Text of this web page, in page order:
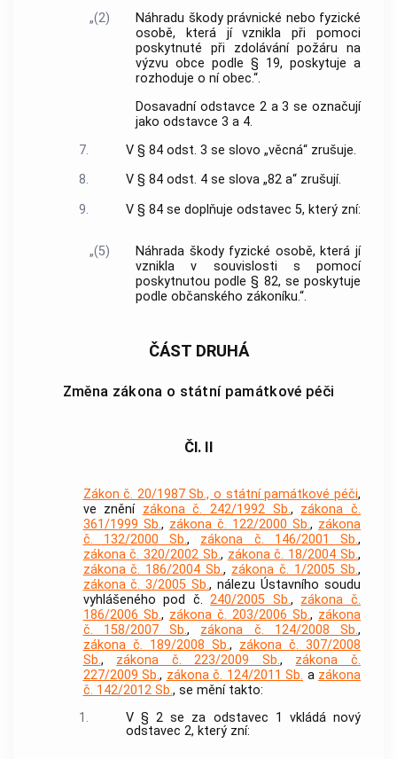
„(2)
Náhradu škody právnické nebo fyzické
osobě, která jí vznikla při pomoci
poskytnuté při zdolávání požáru na
výzvu obce podle § 19, poskytuje a
rozhoduje o ní obec.“.
Dosavadní odstavce 2 a 3 se označují
jako odstavce 3 a 4.
7.
V § 84 odst. 3 se slovo „věcná“ zrušuje.
8.
V § 84 odst. 4 se slova „82 a“ zrušují.
9.
V § 84 se doplňuje odstavec 5, který zní:
„(5)
Náhrada škody fyzické osobě, která jí
vznikla v souvislosti s pomocí
poskytnutou podle § 82, se poskytuje
podle občanského zákoníku.“.
ČÁST DRUHÁ
Změna zákona o státní památkové péči
Čl. II
Zákon č. 20/1987 Sb., o státní památkové péči,
ve znění zákona č. 242/1992 Sb., zákona č.
361/1999 Sb., zákona č. 122/2000 Sb., zákona
č. 132/2000 Sb., zákona č. 146/2001 Sb.,
zákona č. 320/2002 Sb., zákona č. 18/2004 Sb.,
zákona č. 186/2004 Sb., zákona č. 1/2005 Sb.,
zákona č. 3/2005 Sb., nálezu Ústavního soudu
vyhlášeného pod č.240/2005 Sb., zákona č.
186/2006 Sb., zákona č. 203/2006 Sb., zákona
č. 158/2007 Sb., zákona č. 124/2008 Sb.,
zákona č. 189/2008 Sb., zákona č. 307/2008
Sb., zákona č. 223/2009 Sb., zákona č.
227/2009 Sb., zákona č. 124/2011 Sb. a zákona
č. 142/2012 Sb., se mění takto:
1.
V § 2 se za odstavec 1 vkládá nový
odstavec 2, který zní: